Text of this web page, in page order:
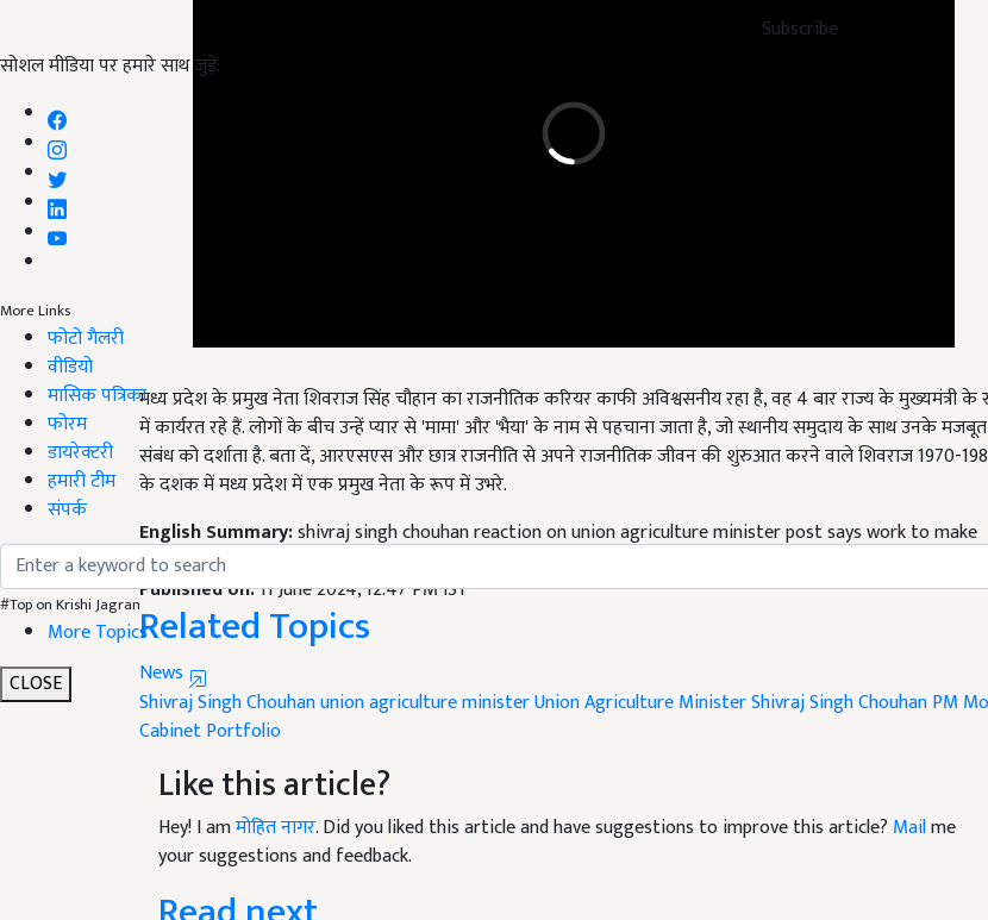
Subscribe
सोशल मीडिया पर हमारे साथ जुड़ें:
More Links
फोटो गैलरी
वीडियो
मासिक पत्रिका
फोरम
डायरेक्टरी
हमारी टीम
संपर्क
#Top on Krishi Jagran
More Topics
CLOSE
में कार्यरत रहे हैं. लोगों के बीच उन्हें प्यार से 'मामा' और 'भैया' के नाम से पहचाना जाता है, जो स्थानीय समुदाय के साथ उनके मजबूत
संबंध को दर्शाता है. बता दें, आरएसएस और छात्र राजनीति से अपने राजनीतिक जीवन की शुरुआत करने वाले शिवराज 1970-1980
के दशक में मध्य प्रदेश में एक प्रमुख नेता के रूप में उभरे.
shivraj singh chouhan reaction on union agriculture minister post says work to make
farmers prosperous
Published on:
Related Topics
News
Shivraj Singh Chouhan
Cabinet Portfolio
Like this article?
Hey! I amमोहित नागर . Did you liked this article and have suggestions to improve this article?
your suggestions and feedback.
Read next